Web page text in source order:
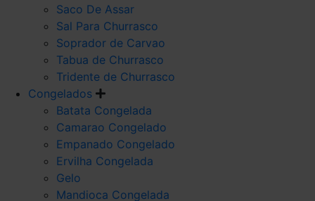
Saco De Assar
Sal Para Churrasco
Soprador de Carvao
Tabua de Churrasco
Tridente de Churrasco
Congelados
Batata Congelada
Camarao Congelado
Empanado Congelado
Ervilha Congelada
Gelo
Mandioca Congelada